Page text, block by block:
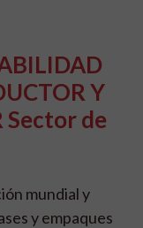
Y
Sector de
mundial y
y empaques